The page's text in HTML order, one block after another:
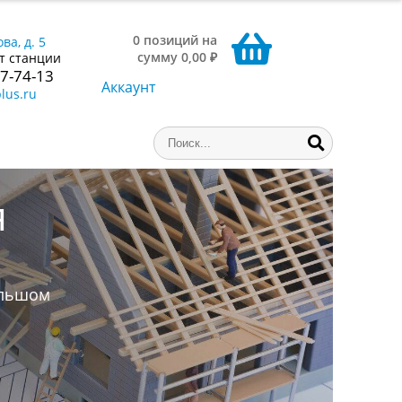
д. 5
станции
74-13
0 позиций на
сумму 0,00 ₽
Аккаунт